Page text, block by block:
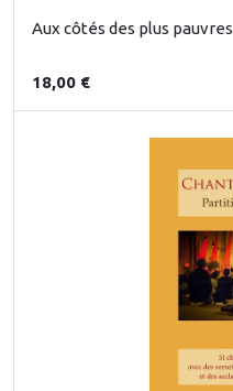
Aux côtés des plus pauvres
18,00 €